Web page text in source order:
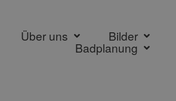
Über uns Bilder
Badplanung